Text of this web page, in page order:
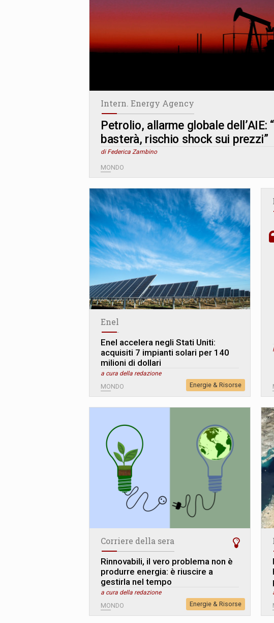
Intern. Energy Agency
Petrolio, allarme globale dell’AIE:
basterà, rischio shock sui prezzi”
di Federica Zambino
MONDO
Enel
Enel accelera negli Stati Uniti:
acquisiti 7 impianti solari per 140
milioni di dollari
a cura della redazione
MONDO Energie & Risorse
Corriere della sera
Rinnovabili, il vero problema non è
produrre energia: è riuscire a
gestirla nel tempo
a cura della redazione
MONDO Energie & Risorse